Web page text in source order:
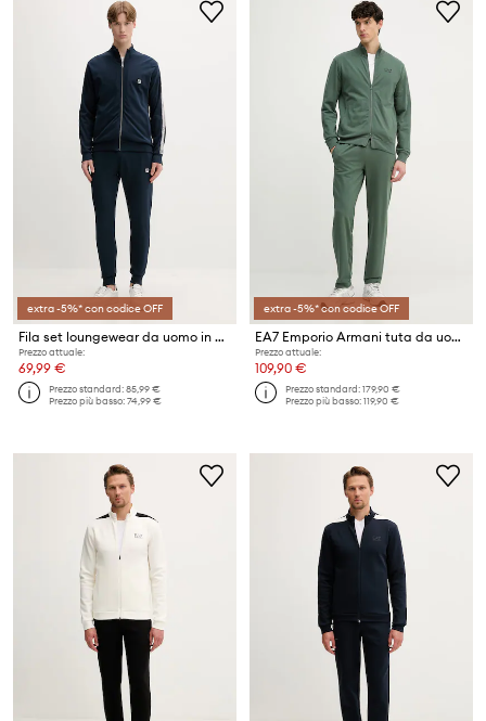
extra -5%* con codice OFF
Fila set loungewear da uomo in cotone
Prezzo attuale:
69,99 €
Prezzo standard:85,99 €
Prezzo più basso:74,99 €
extra -5%* con codice OFF
EA7 Emporio Armani tuta da uomo in cotone
Prezzo attuale:
109,90 €
Prezzo standard:179,90 €
Prezzo più basso:119,90 €